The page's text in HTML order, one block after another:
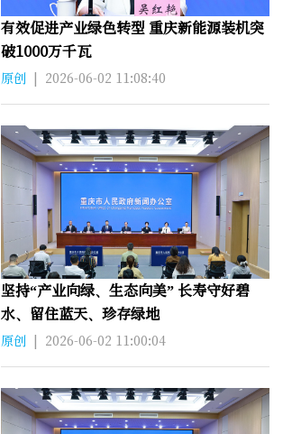
有效促进产业绿色转型 重庆新能源装机突
破1000万千瓦
原创 | 2026-06-02 11:08:40
坚持“产业向绿、生态向美” 长寿守好碧
水、留住蓝天、珍存绿地
原创 | 2026-06-02 11:00:04